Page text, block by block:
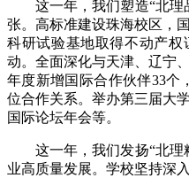
这一年，我们塑造“北
张。高标准建设珠海校区，
科研试验基地取得不动产
动。全面深化与天津、辽宁
年度新增国际合作伙伴33个
位合作关系。举办第三届大
国际论坛年会等。
这一年，我们发扬“北
业高质量发展。学校坚持深